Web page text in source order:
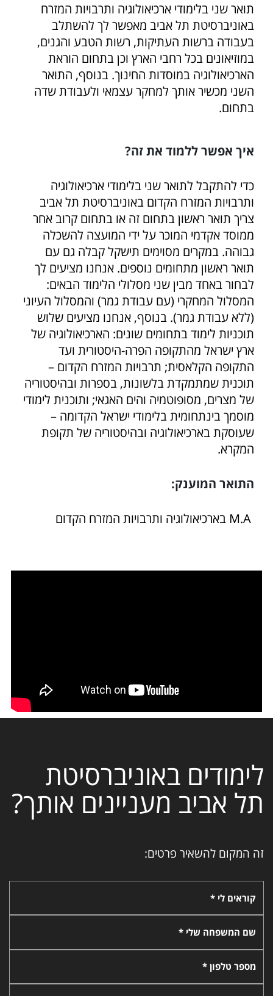
תואר שני בלימודי ארכיאולוגיה ותרבויות המזרח
באוניברסיטת תל אביב מאפשר לך להשתלב
בעבודה ברשות העתיקות, רשות הטבע והגנים,
במוזיאונים בכל רחבי הארץ וכן בתחום הוראת
הארכיאולוגיה במוסדות החינוך. בנוסף, התואר
השני מכשיר אותך למחקר עצמאי ולעבודת שדה
בתחום.
איך אפשר ללמוד את זה?
כדי להתקבל לתואר שני בלימודי ארכיאולוגיה
ותרבויות המזרח הקדום באוניברסיטת תל אביב
צריך תואר ראשון בתחום זה או בתחום קרוב אחר
ממוסד אקדמי המוכר על ידי המועצה להשכלה
גבוהה. במקרים מסוימים תישקל קבלה גם עם
תואר ראשון מתחומים נוספים. אנחנו מציעים לך
לבחור באחד מבין שני מסלולי הלימוד הבאים:
המסלול המחקרי (עם עבודת גמר) והמסלול העיוני
(ללא עבודת גמר). בנוסף, אנחנו מציעים שלוש
תוכניות לימוד בתחומים שונים: הארכיאולוגיה של
ארץ ישראל מהתקופה הפרה-היסטורית ועד
התקופה הקלאסית; תרבויות המזרח הקדום –
תוכנית שמתמקדת בלשונות, בספרות ובהיסטוריה
של מצרים, מסופוטמיה והים האגאי; ותוכנית לימודי
מוסמך בינתחומית בלימודי ישראל הקדומה –
שעוסקת בארכיאולוגיה ובהיסטוריה של תקופת
המקרא.
התואר המוענק:
M.A בארכיאולוגיה ותרבויות המזרח הקדום
לימודים באוניברסיטת
תל אביב מעניינים אותך?
זה המקום להשאיר פרטים:
קוראים לי *
שם המשפחה שלי *
מספר טלפון *